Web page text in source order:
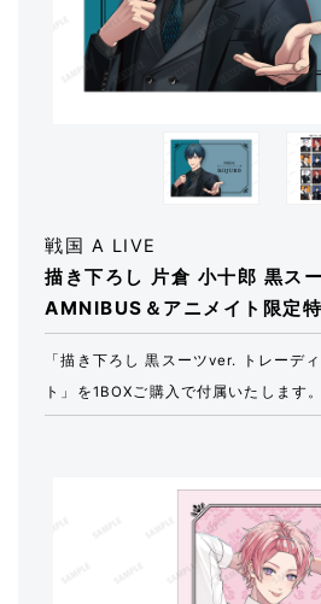
描き下ろし 片倉 小十郎 黒ス
AMNIBUS＆アニメイト限定
戦国 A LIVE
「描き下ろし 黒スーツver. トレーデ
ト」を1BOXご購入で付属いたします。